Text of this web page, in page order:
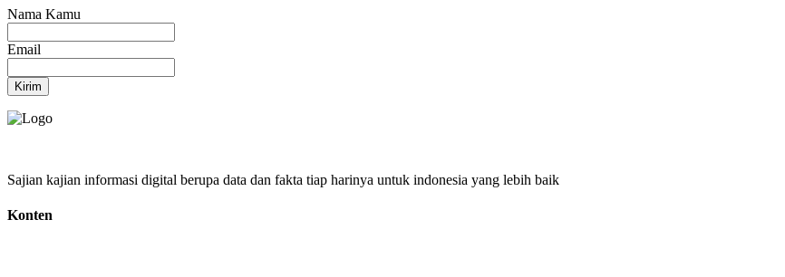
Nama Kamu
Email
Kirim
Sajian kajian informasi digital berupa data dan fakta tiap harinya untuk indonesia yang lebih baik
Konten